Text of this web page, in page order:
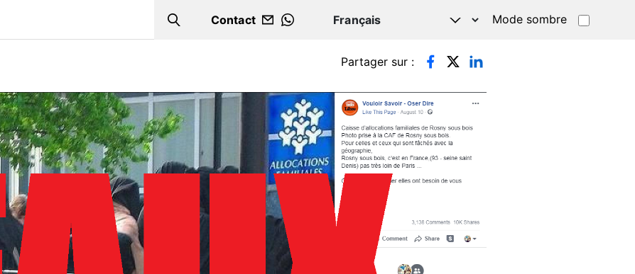
Search
Contact
WHATSAPP
Mode sombre
Partager sur :